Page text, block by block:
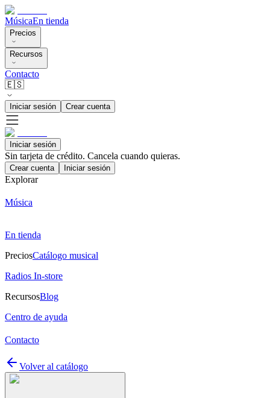
MúsicaEn tienda
Precios
Recursos
Contacto
🇪🇸
Iniciar sesión Crear cuenta
Iniciar sesión
Sin tarjeta de crédito. Cancela cuando quieras.
Crear cuenta Iniciar sesión
Explorar
Música
En tienda
PreciosCatálogo musical
Radios In-store
RecursosBlog
Centro de ayuda
Contacto
Volver al catálogo